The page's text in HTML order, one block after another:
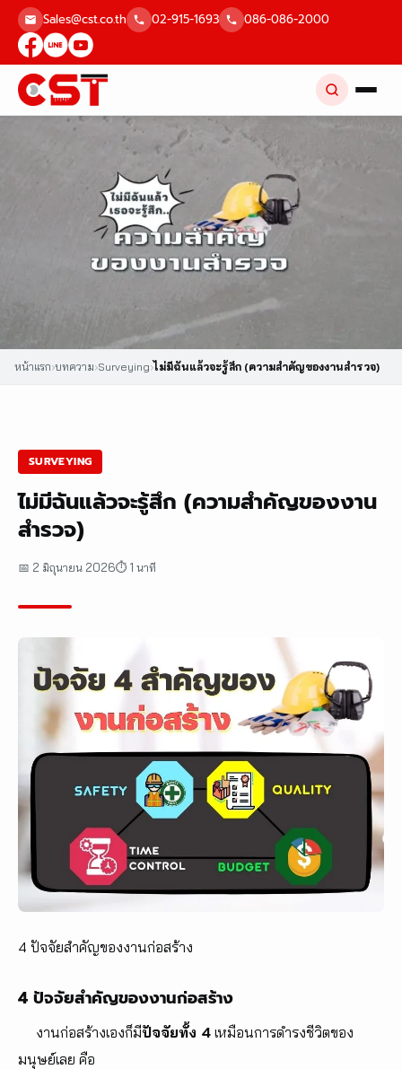
Skip
content
Sales@cst.co.th 02-915-1693 086-086-2000
หน้าแรก›บทความ›Surveying›ไม่มีฉันแล้วจะรู้สึก (ความสำคัญของงานสำรวจ)
SURVEYING
ไม่มีฉันแล้วจะรู้สึก (ความสำคัญของงาน
สำรวจ)
📅 2 มิถุนายน 2026⏱ 1 นาที
4 ปัจจัยสำคัญของงานก่อสร้าง
4 ปัจจัยสำคัญของงานก่อสร้าง
งานก่อสร้างเองก็มีปัจจัยทั้ง 4 เหมือนการดำรงชีวิตของ
มนุษย์เลย คือ